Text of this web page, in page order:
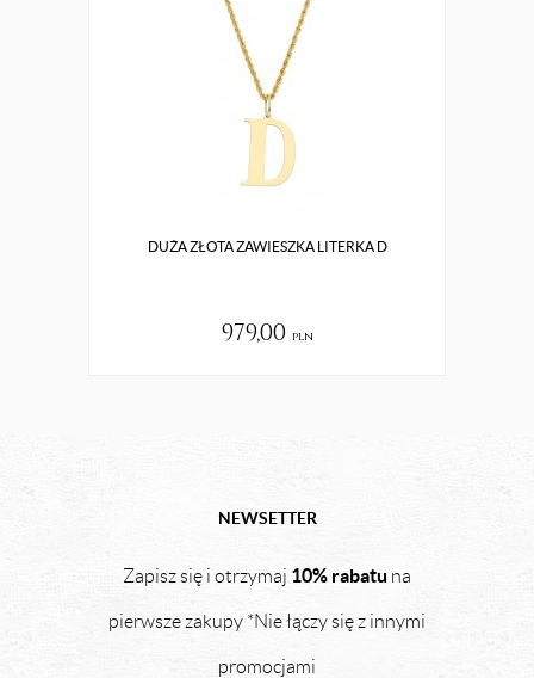
DUŻA ZŁOTA ZAWIESZKA LITERKA D
979,00 pln
NEWSETTER
Zapisz się i otrzymaj 10% rabatu na
pierwsze zakupy *Nie łączy się z innymi
promocjami